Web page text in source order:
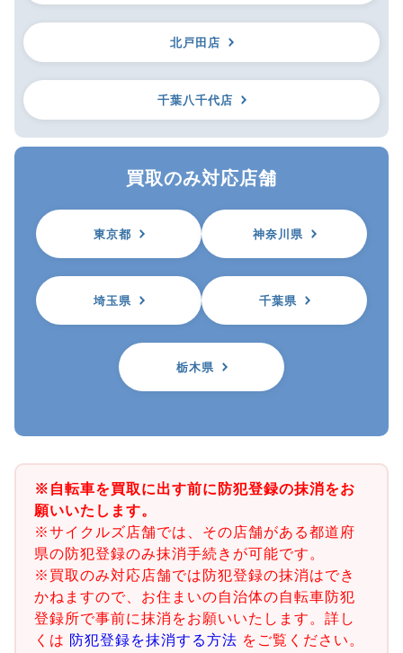
北戸田店
千葉八千代店
買取のみ対応店舗
東京都 神奈川県
埼玉県 千葉県
栃木県
※自転車を買取に出す前に防犯登録の抹消をお
願いいたします。
※サイクルズ店舗では、その店舗がある都道府
県の防犯登録のみ抹消手続きが可能です。
※買取のみ対応店舗では防犯登録の抹消はでき
かねますので、お住まいの自治体の自転車防犯
登録所で事前に抹消をお願いいたします。詳し
くは 防犯登録を抹消する方法 をご覧ください。